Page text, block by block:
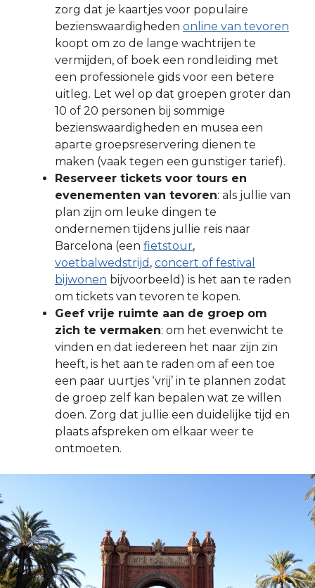
zorg dat je kaartjes voor populaire
bezienswaardigheden online van tevoren
koopt om zo de lange wachtrijen te
vermijden, of boek een rondleiding met
een professionele gids voor een betere
uitleg. Let wel op dat groepen groter dan
10 of 20 personen bij sommige
bezienswaardigheden en musea een
aparte groepsreservering dienen te
maken (vaak tegen een gunstiger tarief).
Reserveer tickets voor tours en
evenementen van tevoren: als jullie van
plan zijn om leuke dingen te
ondernemen tijdens jullie reis naar
Barcelona (een fietstour,
voetbalwedstrijd , concert of festival
bijwonen bijvoorbeeld) is het aan te raden
om tickets van tevoren te kopen.
Geef vrije ruimte aan de groep om
zich te vermaken: om het evenwicht te
vinden en dat iedereen het naar zijn zin
heeft, is het aan te raden om af een toe
een paar uurtjes ‘vrij’ in te plannen zodat
de groep zelf kan bepalen wat ze willen
doen. Zorg dat jullie een duidelijke tijd en
plaats afspreken om elkaar weer te
ontmoeten.